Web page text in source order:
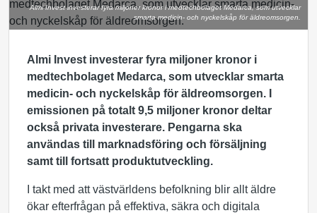
Almi Invest investerar fyra miljoner kronor i medtechbolaget Medarca, som utvecklar
smarta medicin- och nyckelskåp för äldreomsorgen.
Almi Invest investerar fyra miljoner kronor i
medtechbolaget Medarca, som utvecklar smarta
medicin- och nyckelskåp för äldreomsorgen. I
emissionen på totalt 9,5 miljoner kronor deltar
också privata investerare. Pengarna ska
användas till marknadsföring och försäljning
samt till fortsatt produktutveckling.
I takt med att västvärldens befolkning blir allt äldre
ökar efterfrågan på effektiva, säkra och digitala